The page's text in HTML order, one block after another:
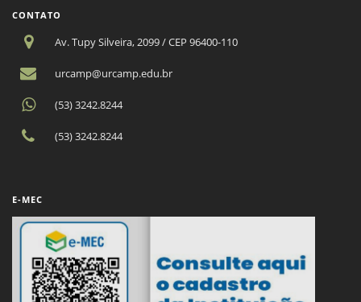
CONTATO
Av. Tupy Silveira, 2099 / CEP 96400-110
urcamp@urcamp.edu.br
(53) 3242.8244
(53) 3242.8244
E-MEC